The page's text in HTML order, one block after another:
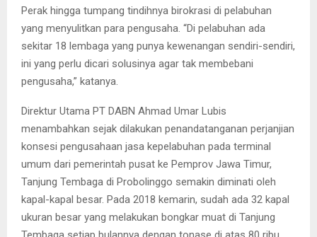
Perak hingga tumpang tindihnya birokrasi di pelabuhan
yang menyulitkan para pengusaha. “Di pelabuhan ada
sekitar 18 lembaga yang punya kewenangan sendiri-sendiri,
ini yang perlu dicari solusinya agar tak membebani
pengusaha,” katanya.
Direktur Utama PT DABN Ahmad Umar Lubis
menambahkan sejak dilakukan penandatanganan perjanjian
konsesi pengusahaan jasa kepelabuhan pada terminal
umum dari pemerintah pusat ke Pemprov Jawa Timur,
Tanjung Tembaga di Probolinggo semakin diminati oleh
kapal-kapal besar. Pada 2018 kemarin, sudah ada 32 kapal
ukuran besar yang melakukan bongkar muat di Tanjung